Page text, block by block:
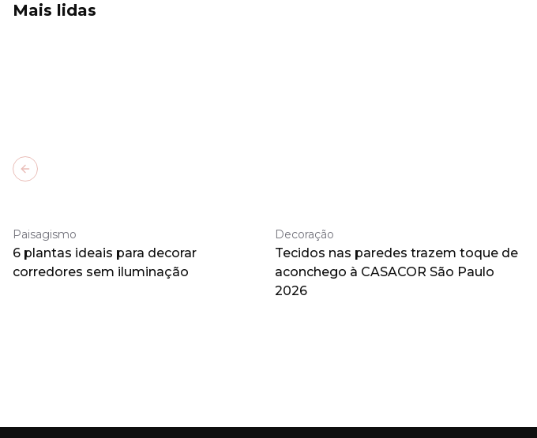
Mais lidas
Paisagismo
6 plantas ideais para decorar
corredores sem iluminação
Decoração
Tecidos nas paredes trazem toque de
aconchego à CASACOR São Paulo
2026
Previous slide